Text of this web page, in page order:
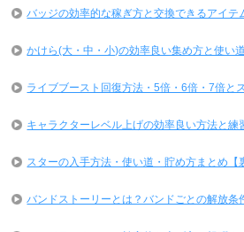
バッジの効率的な稼ぎ方と交換できるアイテ
かけら(大・中・小)の効率良い集め方と使い
ライブブースト回復方法・5倍・6倍・7倍と
キャラクターレベル上げの効率良い方法と練
スターの入手方法・使い道・貯め方まとめ【
バンドストーリーとは？バンドごとの解放条